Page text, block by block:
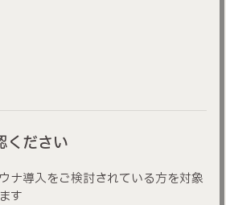
ください
ナ導入をご検討されている方を対象
す